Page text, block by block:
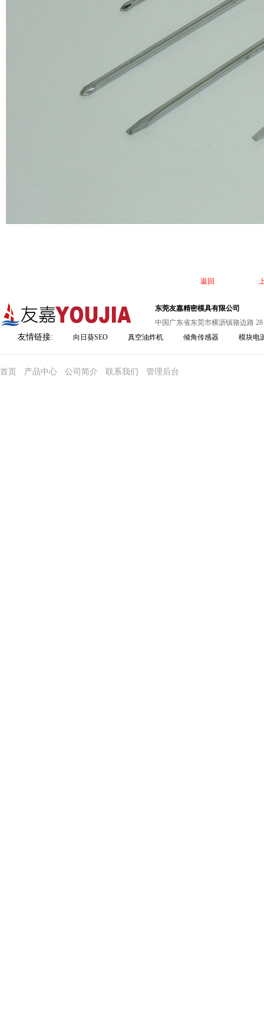
返回
东莞友嘉精密模具有限公司
中国广东省东莞市横沥镇骆边路 28
友情链接: 向日葵SEO 真空油炸机 倾角传感器 模块电
首页 产品中心 公司简介 联系我们 管理后台